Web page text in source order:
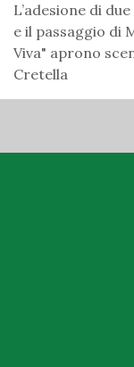
L’adesione di
e il passaggio di
Viva" aprono
Cretella